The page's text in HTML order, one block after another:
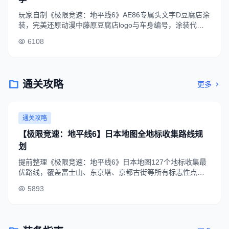
玩家自制《极限竞速：地平线6》AE86专属头文字D豆腐店涂
装，完美还原动漫中藤原豆腐店logo与车身编号，涂装代码
6108
通关攻略 更多
通关攻略
【极限竞速：地平线6】日本地图全地标收集路线规
划
提前整理《极限竞速：地平线6》日本地图127个地标收集最
优路线，覆盖富士山、东京塔、京都古街等所有标志性点
5893